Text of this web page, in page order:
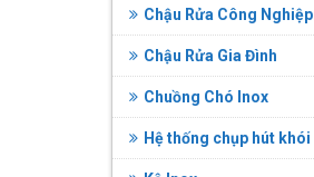
Chậu Rửa Công Nghiệp
Chậu Rửa Gia Đình
Chuồng Chó Inox
Hệ thống chụp hút khói